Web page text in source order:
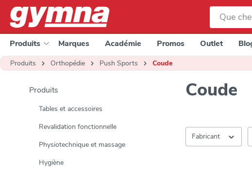
recherche Passer à la navigation principale
Produits Marques Académie Promos Outlet
Produits
Orthopédie Push Sports Coude
Produits
Tables et accessoires
Revalidation fonctionnelle
Physiotechnique et massage
Hygiène
Coude
Fabricant